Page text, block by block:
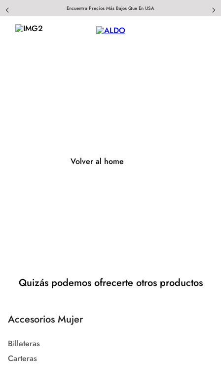
Encuentra Precios Más Bajos Que En USA
Volver al home
Quizás podemos ofrecerte otros productos
Accesorios Mujer
Billeteras
Carteras